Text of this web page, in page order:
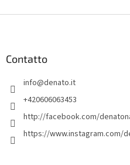
Contatto
info@denato.it
+420606063453
http://facebook.com/
https://www.instagram.com/